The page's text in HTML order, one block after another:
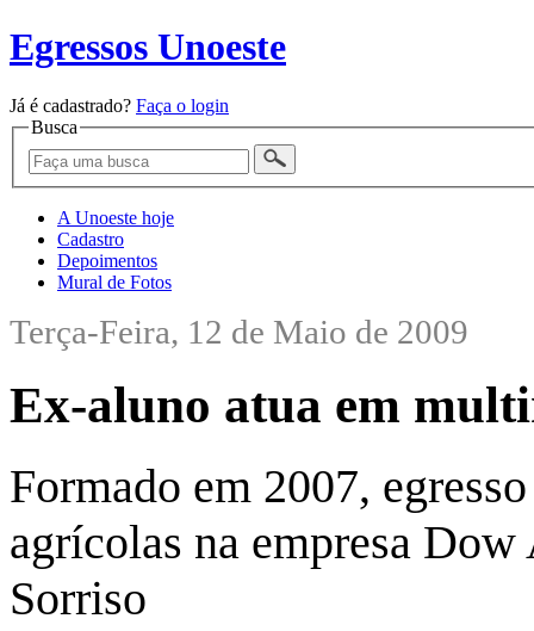
Egressos Unoeste
Já é cadastrado? Faça o login
Busca
A Unoeste hoje
Cadastro
Depoimentos
Mural de Fotos
Terça-Feira, 12 de Maio de 2009
Ex-aluno atua em
Formado em 2007,
agrícolas na empresa
Sorriso